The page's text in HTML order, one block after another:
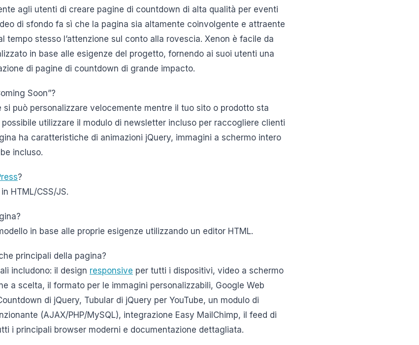
agli utenti di creare pagine di countdown di alta qualità per eventi
di sfondo fa sì che la pagina sia altamente coinvolgente e attraente
tempo stesso l’attenzione sul conto alla rovescia. Xenon è facile da
in base alle esigenze del progetto, fornendo ai suoi utenti una
di pagine di countdown di grande impacto.
Soon”?
si può personalizzare velocemente mentre il tuo sito o prodotto sta
utilizzare il modulo di newsletter incluso per raccogliere clienti
ha caratteristiche di animazioni jQuery, immagini a schermo intero
incluso.
?
HTML/CSS/JS.
in base alle proprie esigenze utilizzando un editor HTML.
principali della pagina?
includono: il design responsive per tutti i dispositivi, video a schermo
a scelta, il formato per le immagini personalizzabili, Google Web
di jQuery, Tubular di jQuery per YouTube, un modulo di
(AJAX/PHP/MySQL), integrazione Easy MailChimp, il feed di
i principali browser moderni e documentazione dettagliata.